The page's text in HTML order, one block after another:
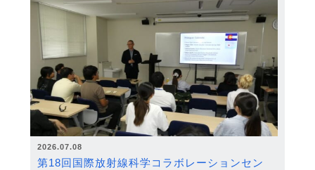
2026.07.08
第18回国際放射線科学コラボレーションセン